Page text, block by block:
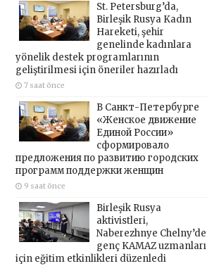
St. Petersburg’da,
Birleşik Rusya Kadın
Hareketi, şehir
genelinde kadınlara
yönelik destek programlarının
geliştirilmesi için öneriler hazırladı
7 saat önce
В Санкт-Петербурге
«Женское движение
Единой России»
сформировало
предложения по развитию городских
программ поддержки женщин
9 saat önce
Birleşik Rusya
aktivistleri,
Naberezhnye Chelny’de
genç KAMAZ uzmanları
için eğitim etkinlikleri düzenledi